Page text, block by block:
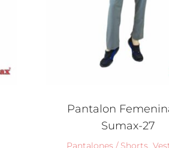
Pantalon
Sumax-27
Pantalones / Shorts